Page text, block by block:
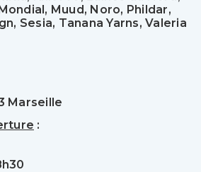
Muud, Noro, Phildar,
Sesia, Tanana Yarns, Valeria
Marseille
: